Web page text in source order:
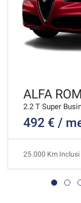
1.030€/mese
1.037€/mese
36 Mesi
ALFA
2.2 T Super
492 € /
25.000 Km Inclusi